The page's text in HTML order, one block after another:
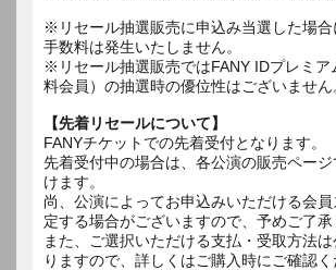
※リセール抽選販売に申込み当選した場
手数料は発生いたしません。
※リセール抽選販売ではFANY IDプレミア
料会員）の抽選時の優位性はございません
【先着リセールについて】
FANYチケットでの先着受付となります。
先着受付中の場合は、各公演の販売ペー
けます。
尚、公演によってお申込みいただける会
定する場合がございますので、予めご了承
また、ご選択いただける支払・受取方法
りますので、詳しくはご購入時にご確認く